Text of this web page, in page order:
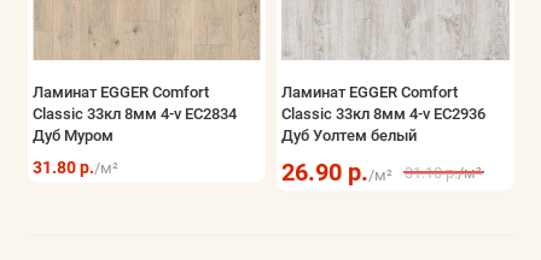
Ламинат EGGER Comfort
Classic 33кл 8мм 4-v EC2834
Дуб Муром
31.80 р./м²
Ламинат EGGER Comfort
Classic 33кл 8мм 4-v EC2936
Дуб Уолтем белый
26.90 р./м² 31.10 р./м²